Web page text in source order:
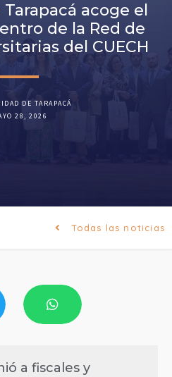
acoge el
de la Red de
del CUECH
DE TARAPACÁ
28, 2026
Todas las noticias
a fiscales y